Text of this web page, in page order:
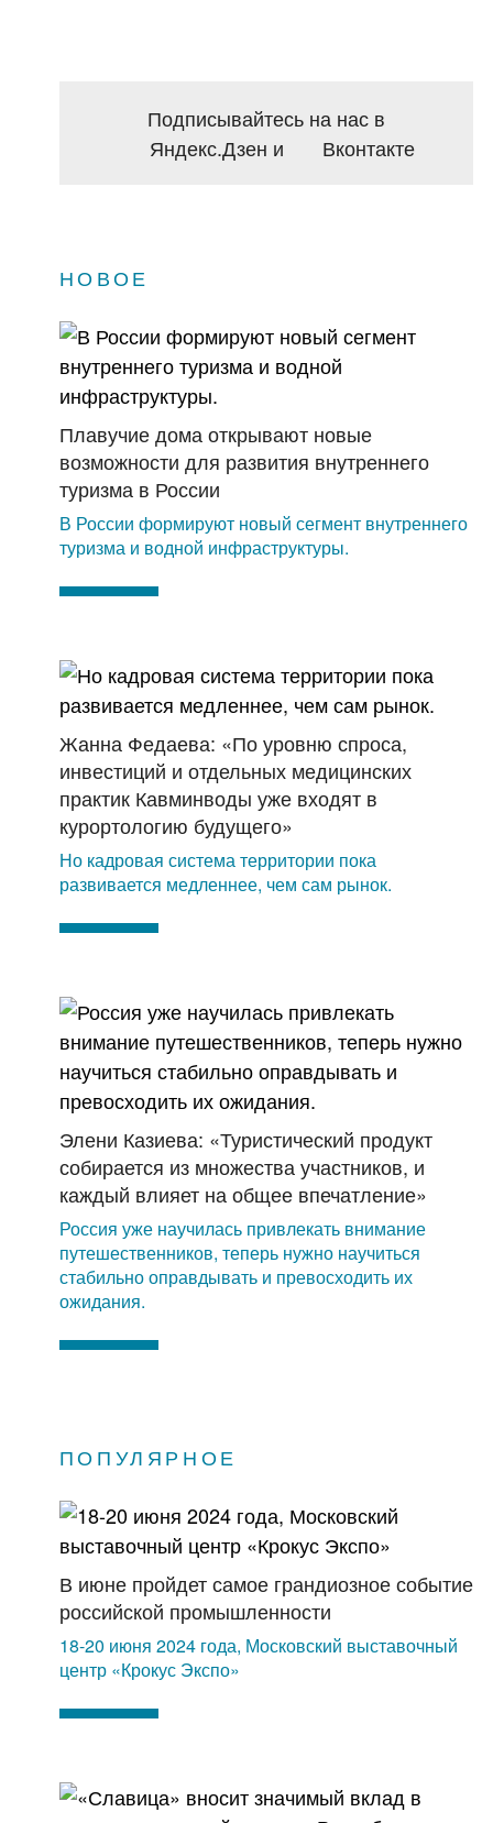
Подписывайтесь на нас в
Яндекс.Дзен и Вконтакте
НОВОЕ
Плавучие дома открывают новые
возможности для развития внутреннего
туризма в России
В России формируют новый сегмент внутреннего
туризма и водной инфраструктуры.
Жанна Федаева: «По уровню спроса,
инвестиций и отдельных медицинских
практик Кавминводы уже входят в
курортологию будущего»
Но кадровая система территории пока
развивается медленнее, чем сам рынок.
Элени Казиева: «Туристический продукт
собирается из множества участников, и
каждый влияет на общее впечатление»
Россия уже научилась привлекать внимание
путешественников, теперь нужно научиться
стабильно оправдывать и превосходить их
ожидания.
ПОПУЛЯРНОЕ
В июне пройдет самое грандиозное событие
российской промышленности
18-20 июня 2024 года, Московский выставочный
центр «Крокус Экспо»